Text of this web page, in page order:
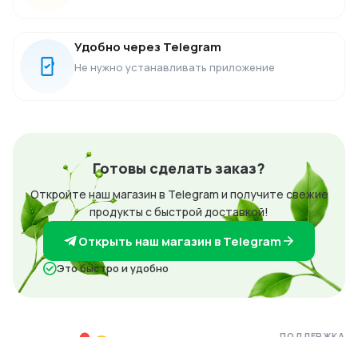
Удобно через Telegram
Не нужно устанавливать приложение
Готовы сделать заказ?
Откройте наш магазин в Telegram и получите свежие
продукты с быстрой доставкой!
Открыть наш магазин в Telegram
Это быстро и удобно